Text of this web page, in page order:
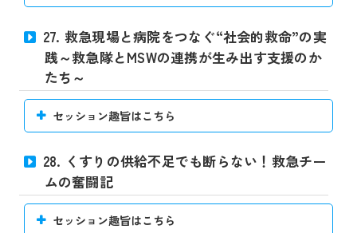
27. 救急現場と病院をつなぐ“社会的救命”の実
践～救急隊とMSWの連携が生み出す支援のか
たち～
セッション趣旨はこちら
28. くすりの供給不足でも断らない！救急チー
ムの奮闘記
セッション趣旨はこちら